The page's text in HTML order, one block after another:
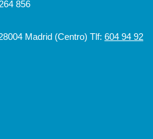
856
Madrid (Centro) Tlf: 604 94 92